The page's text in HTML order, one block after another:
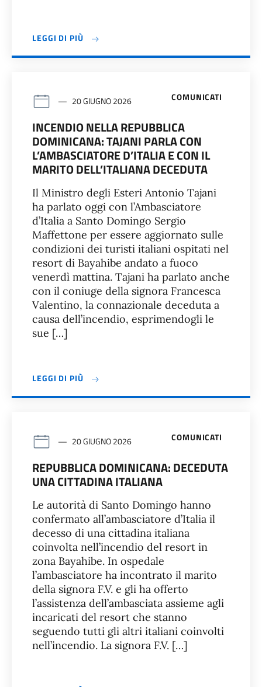
LEGGI DI PIÙ
COMUNICATI
20 GIUGNO 2026
INCENDIO NELLA REPUBBLICA
DOMINICANA: TAJANI PARLA CON
L’AMBASCIATORE D’ITALIA E CON IL
MARITO DELL’ITALIANA DECEDUTA
Il Ministro degli Esteri Antonio Tajani
ha parlato oggi con l’Ambasciatore
d’Italia a Santo Domingo Sergio
Maffettone per essere aggiornato sulle
condizioni dei turisti italiani ospitati nel
resort di Bayahibe andato a fuoco
venerdì mattina. Tajani ha parlato anche
con il coniuge della signora Francesca
Valentino, la connazionale deceduta a
causa dell’incendio, esprimendogli le
sue […]
LEGGI DI PIÙ
COMUNICATI
20 GIUGNO 2026
REPUBBLICA DOMINICANA: DECEDUTA
UNA CITTADINA ITALIANA
Le autorità di Santo Domingo hanno
confermato all’ambasciatore d’Italia il
decesso di una cittadina italiana
coinvolta nell’incendio del resort in
zona Bayahibe. In ospedale
l’ambasciatore ha incontrato il marito
della signora F.V. e gli ha offerto
l’assistenza dell’ambasciata assieme agli
incaricati del resort che stanno
seguendo tutti gli altri italiani coinvolti
nell’incendio. La signora F.V. […]